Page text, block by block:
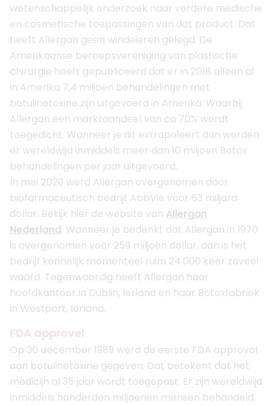
wetenschappelijk onderzoek naar verdere medische
en cosmetische toepassingen van dat product. Dat
heeft Allergan geen windeieren gelegd. De
Amerikaanse beroepsvereniging van plastische
chirurgie heeft gepubliceerd dat er in 2018 alleen al
in Amerika 7,4 miljoen behandelingen met
botulinetoxine zijn uitgevoerd in Amerika. Waarbij
Allergan een marktaandeel van ca 70% wordt
toegedicht. Wanneer je dit extrapoleert dan worden
er wereldwijd inmiddels meer dan 10 miljoen Botox
behandelingen per jaar uitgevoerd.
In mei 2020 werd Allergan overgenomen door
biofarmaceutisch bedrijf AbbVie voor 63 miljard
dollar. Bekijk hier de website van Allergan
Nederland. Wanneer je bedenkt dat Allergan in 1970
is overgenomen voor 259 miljoen dollar, dan is het
bedrijf kennelijk momenteel ruim 24.000 keer zoveel
waard. Tegenwoordig heeft Allergan haar
hoofdkantoor in Dublin, Ierland en haar Botoxfabriek
in Westport, Ierland.
FDA approvel
Op 30 december 1989 werd de eerste FDA approval
aan botulinetoxine gegeven. Dat betekent dat het
medicijn al 35 jaar wordt toegepast. Er zijn wereldwijd
inmiddels honderden miljoenen mensen behandeld.